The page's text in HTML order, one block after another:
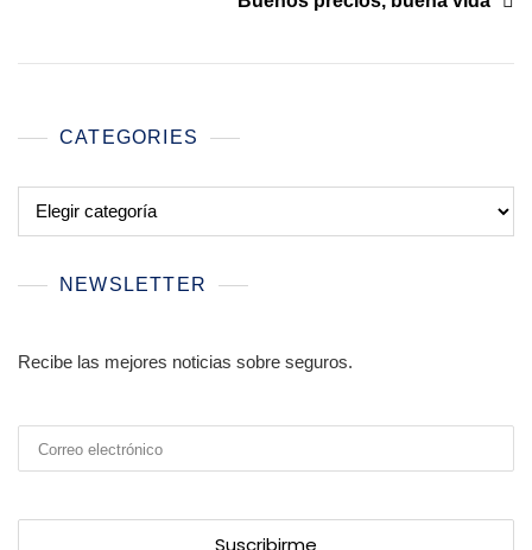
CATEGORIES
NEWSLETTER
Recibe las mejores noticias sobre seguros.